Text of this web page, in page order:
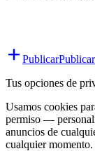
Publicar
Tus opciones de
Usamos cookies
permiso —
anuncios de
cualquier momento.